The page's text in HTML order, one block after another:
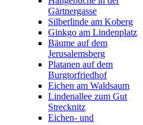
Gärtnergasse
Silberlinde am Koberg
Ginkgo am Lindenplatz
Bäume auf dem
Jerusalemsberg
Platanen auf dem
Burgtorfriedhof
Eichen am Waldsaum
Lindenallee zum Gut
Strecknitz
Eichen- und